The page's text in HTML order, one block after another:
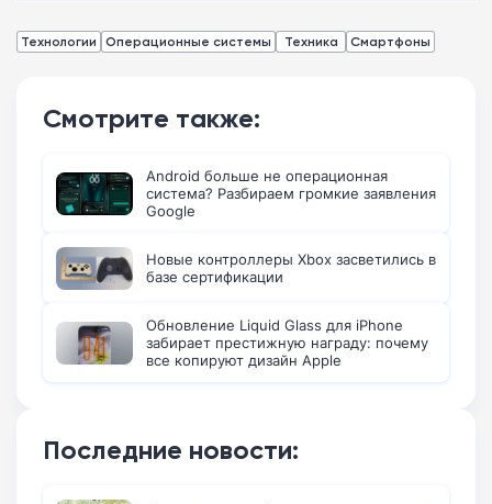
Технологии Операционные системы Техника Смартфоны
Смотрите также:
Android больше не операционная
система? Разбираем громкие заявления
Google
Новые контроллеры Xbox засветились в
базе сертификации
Обновление Liquid Glass для iPhone
забирает престижную награду: почему
все копируют дизайн Apple
Последние новости: